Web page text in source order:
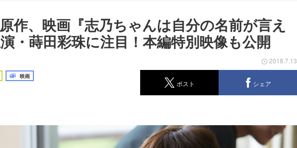
作、映画『志乃ちゃんは自分の名前が言え
・蒔田彩珠に注目！本編特別映像も公開
映画
2018.7.13
ポスト シェア